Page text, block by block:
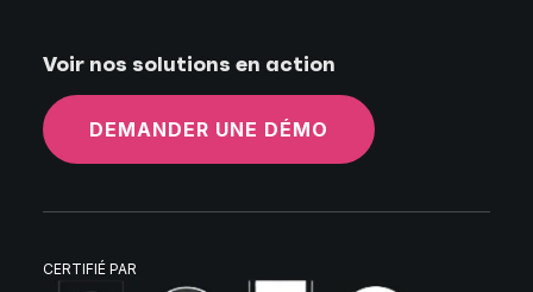
Voir nos solutions en action
DEMANDER UNE DÉMO
CERTIFIÉ PAR